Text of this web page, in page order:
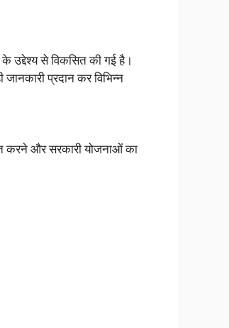
उद्देश्य से विकसित की गई है।
प्रदान कर विभिन्न
करने और सरकारी योजनाओं का